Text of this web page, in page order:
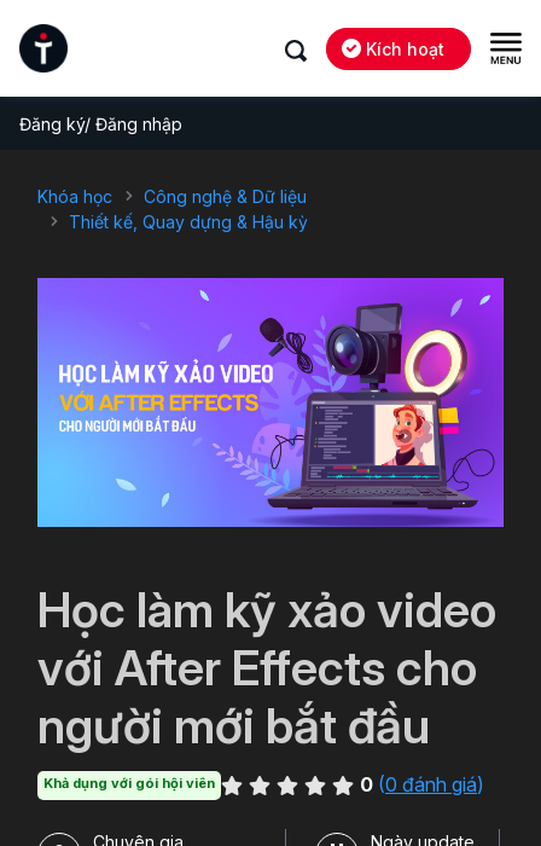
Kích hoạt
Đăng ký/ Đăng nhập
Khóa học
Công nghệ & Dữ liệu
Thiết kế, Quay dựng & Hậu kỳ
Học làm kỹ xảo video
với After Effects cho
người mới bắt đầu
Khả dụng với gói hội viên 0 (0 đánh giá)
Chuyên gia
Ngày update